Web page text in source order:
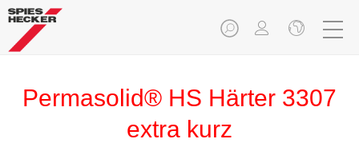
Permasolid® HS Härter 3307
extra kurz